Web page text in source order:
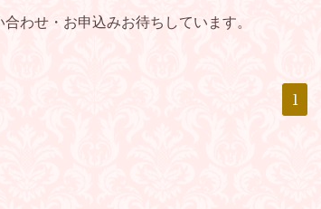
わせ・お申込みお待ちしています。
1